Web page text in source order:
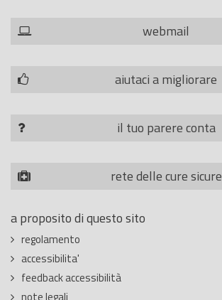
webmail
aiutaci a migliorare
il tuo parere conta
rete delle cure sicure
a proposito di questo sito
regolamento
accessibilita'
feedback accessibilità